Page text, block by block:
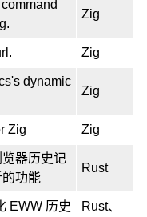
Zig
Zig
dynamic
Zig
Zig Zig
器历史记
功能
Rust
EWW 历史
Rust、